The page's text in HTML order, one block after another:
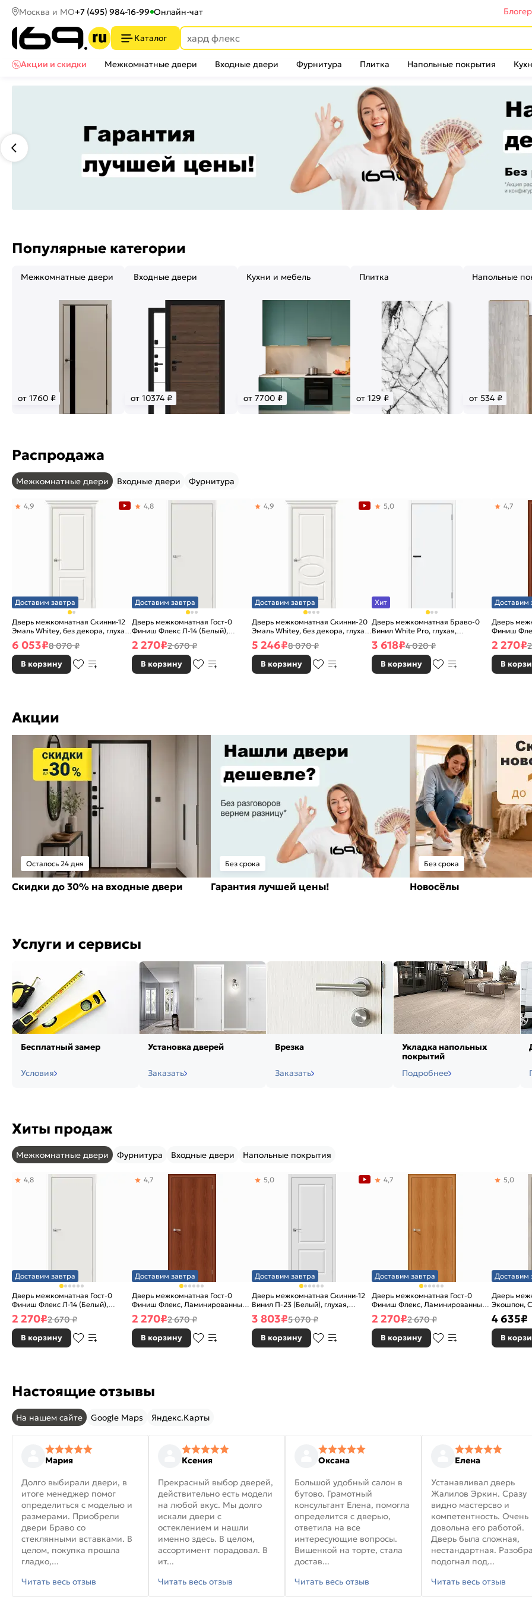
Москва и МО+7 (495) 984-16-99 Онлайн-чат
Каталог
Акции и скидки
Межкомнатные двери Входные двери Фурнитура Плитка Напольные покрытия
Популярные категории
Межкомнатные двери
от 1760 ₽
Входные двери
от 10374 ₽
Кухни и мебель
от 7700 ₽
Плитка
от 129 ₽
Напольные
от 534 ₽
Распродажа
Межкомнатные двери Входные двери Фурнитура
Доставим завтра
Дверь межкомнатная Скинни-12
Эмаль Whitey, без декора, глухая,
без стекла, без кромки, скиновая
4,9
6 053₽8 070 ₽
В корзину
Доставим завтра
Дверь межкомнатная Гост-0
Финиш Флекс Л-14 (Белый),
глухая, каркасно-щитовая
4,8
2 270₽2 670 ₽
В корзину
Доставим завтра
Дверь межкомнатная Скинни-20
Эмаль Whitey, без декора, глухая,
без стекла, без кромки, скиновая
4,9
5 246₽8 070 ₽
В корзину
Хит
Дверь межкомнатная Браво-0
Винил White Pro, глухая,
каркасно-щитовая
5,0
3 618₽4 020 ₽
В корзину
Доставим
Дверь
Финиш
Л-11
каркасно-
4,7
2 270₽
В
Акции
Осталось 24 дня
Скидки до 30% на входные двери
Без срока
Гарантия лучшей цены!
Без срока
Новосёлы
Услуги и сервисы
Бесплатный замер
Условия
Установка дверей
Заказать
Врезка
Заказать
Укладка напольных
покрытий
Подробнее
Хиты продаж
Межкомнатные двери Фурнитура Входные двери Напольные покрытия
Доставим завтра
Дверь межкомнатная Гост-0
Финиш Флекс Л-14 (Белый),
глухая, каркасно-щитовая
4,8
2 270₽2 670 ₽
В корзину
Доставим завтра
Дверь межкомнатная Гост-0
Финиш Флекс, Ламинированные
Л-11 (ИталОрех), глухая,
каркасно-щитовая
4,7
2 270₽2 670 ₽
В корзину
Доставим завтра
Дверь межкомнатная Скинни-12
Винил П-23 (Белый), глухая,
скиновая
5,0
3 803₽5 070 ₽
В корзину
Доставим завтра
Дверь межкомнатная Гост-0
Финиш Флекс, Ламинированные
Л-12 (МиланОрех), глухая,
каркасно-щитовая
4,7
2 270₽2 670 ₽
В корзину
Доставим
Дверь
Экошпон,
5,0
4 635₽
В
Настоящие отзывы
На нашем сайте Google Maps Яндекс.Карты
Мария
Долго выбирали двери, в
итоге менеджер помог
определиться с моделью и
размерами. Приобрели
двери Браво со
стеклянными вставками. В
целом, покупка прошла
гладко,...
Читать весь отзыв
Ксения
Прекрасный выбор дверей,
действительно есть модели
на любой вкус. Мы долго
искали двери с
остеклением и нашли
именно здесь. В целом,
ассортимент порадовал. В
ит...
Читать весь отзыв
Оксана
Большой удобный салон в
бутово. Грамотный
консультант Елена, помогла
определится с дверью,
ответила на все
интересующие вопросы.
Вишенкой на торте, стала
достав...
Читать весь отзыв
Елена
Устанавливал дверь
Жалилов Эркин. Сразу
видно мастерсво и
компетентность. Очень
довольна его работой.
Дверь была сложная,
нестандартная.
подогнал под...
Читать весь отзыв